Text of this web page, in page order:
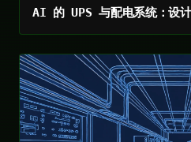
AI 的 UPS 与配电系统：设